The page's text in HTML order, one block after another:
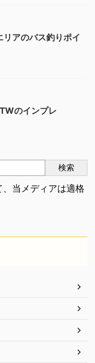
リアのバス釣りポイ
のインプレ
検索
当メディアは適格